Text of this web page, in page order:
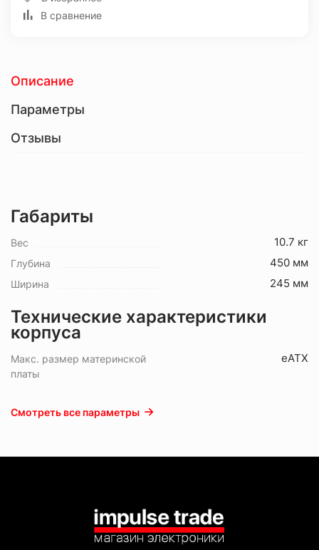
В сравнение
Описание
Параметры
Отзывы
Габариты
Вес 10.7 кг
Глубина 450 мм
Ширина 245 мм
Технические характеристики
корпуса
Макс. размер материнской
платы
eATX
Смотреть все параметры